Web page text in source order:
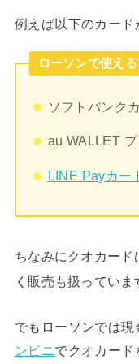
例えば以下のカード
ローソンで使え
ソフトバンク
au WALLET
LINE Payカー
ちなみにクオカード
く販売も扱っていま
でもローソンでは現
ンビニでクオカー